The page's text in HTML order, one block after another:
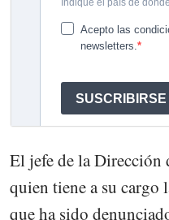
El jefe de la
quien tiene a su cargo
que ha sido